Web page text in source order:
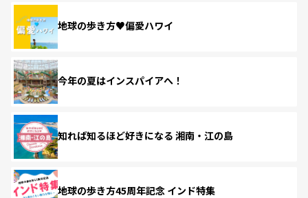
地球の歩き方♥偏愛ハワイ
今年の夏はインスパイアへ！
知れば知るほど好きになる 湘南・江の島
地球の歩き方45周年記念 インド特集